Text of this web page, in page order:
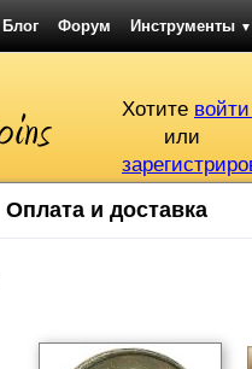
Блог Форум Инструменты ▼
Хотите
или
Оплата и доставка